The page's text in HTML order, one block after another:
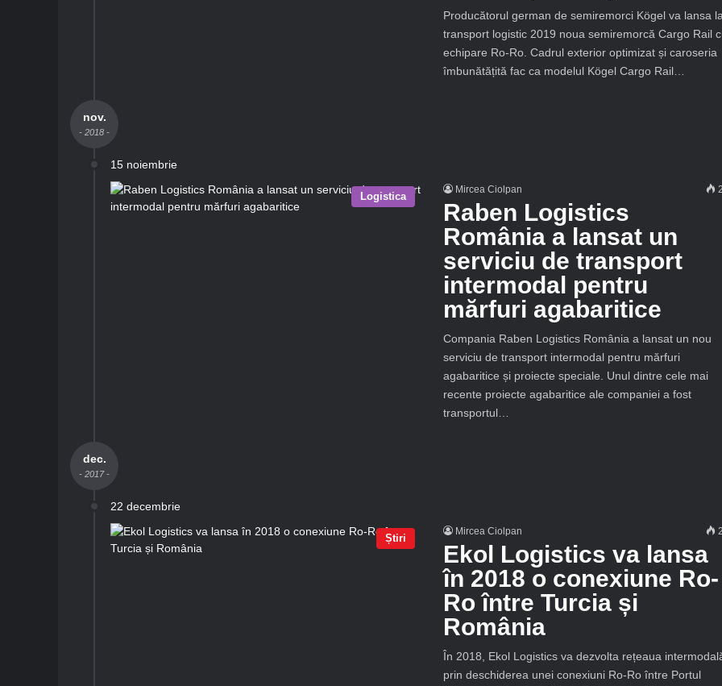
Producătorul german de semiremorci Kögel va lansa
transport logistic 2019 noua semiremorcă Cargo Rail
echipare Ro-Ro. Cadrul exterior optimizat și caroseria
îmbunătățită fac ca modelul Kögel Cargo Rail…
nov.
- 2018 -
15 noiembrie
Logistica
Mircea Ciolpan
Raben Logistics
România a lansat un
serviciu de transport
intermodal pentru
mărfuri agabaritice
Compania Raben Logistics România a lansat un nou
serviciu de transport intermodal pentru mărfuri
agabaritice și proiecte speciale. Unul dintre cele mai
recente proiecte agabaritice ale companiei a fost
transportul…
dec.
- 2017 -
22 decembrie
Știri
Mircea Ciolpan
Ekol Logistics va lansa
în 2018 o conexiune Ro-
Ro între Turcia și
România
În 2018, Ekol Logistics va dezvolta rețeaua
prin deschiderea unei conexiuni Ro-Ro între Portul